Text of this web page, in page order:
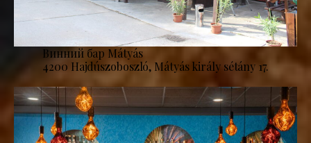
Винний бар Mátyás
4200 Hajdúszoboszló, Mátyás király sétány 17.